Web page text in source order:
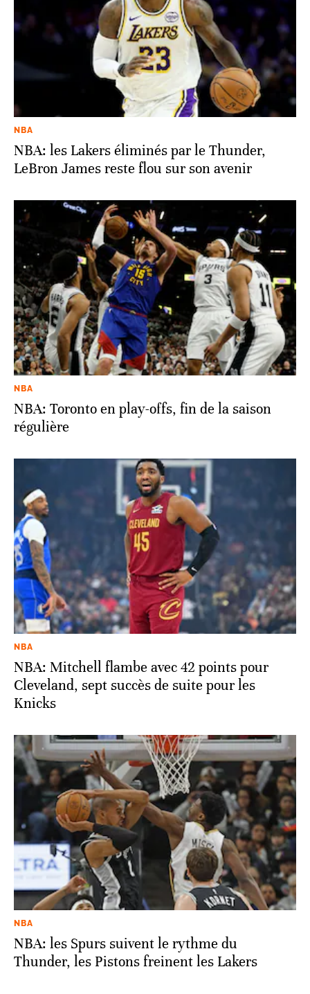
NBA
NBA: les Lakers éliminés par le Thunder,
LeBron James reste flou sur son avenir
NBA
NBA: Toronto en play-offs, fin de la saison
régulière
NBA
NBA: Mitchell flambe avec 42 points pour
Cleveland, sept succès de suite pour les
Knicks
NBA
NBA: les Spurs suivent le rythme du
Thunder, les Pistons freinent les Lakers